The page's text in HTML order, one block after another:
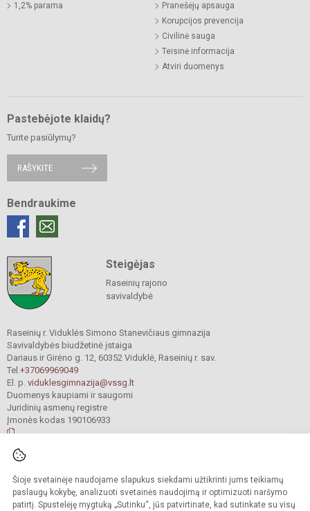
Šioje svetainėje naudojame slapukus siekdami užtikrinti jums teikiamų
paslaugų kokybę, analizuoti svetainės naudojimą ir optimizuoti naršymo
patirtį. Spustelėję mygtuką „Sutinku“, jūs patvirtinate, kad sutinkate su visų
1,2% parama
Pranešėjų apsauga
Korupcijos prevencija
Civilinė sauga
Teisinė informacija
Atviri duomenys
Pastebėjote klaidų?
Turite pasiūlymų?
RAŠYKITE
Bendraukime
Steigėjas
Raseinių rajono
savivaldybė
Raseinių r. Viduklės Simono Stanevičiaus gimnazija
Savivaldybės biudžetinė įstaiga
Dariaus ir Girėno g. 12, 60352 Viduklė, Raseinių r. sav.
Tel.+37069969049
El. p. viduklesgimnazija@vssg.lt
Duomenys kaupiami ir saugomi
Juridinių asmenų registre
Įmonės kodas 190106933
saugomos.
Kopijuoti turinį be raštiško gimnazijos sutikimo griežtai draudžiama.